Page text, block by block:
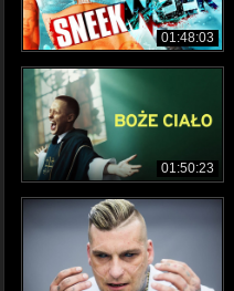
01:48:03
01:50:23